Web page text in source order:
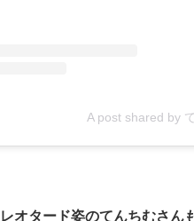
A post shared by
オタード姿のてんちむさん